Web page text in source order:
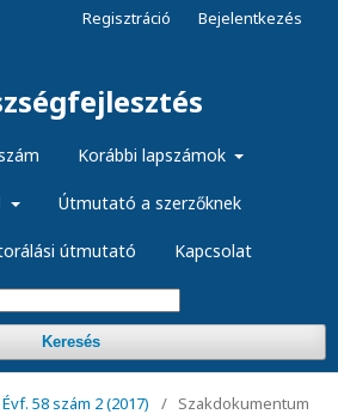
Korábbi lapszámok
Útmutató a szerzőknek
útmutató Kapcsolat
Keresés
Regisztráció Bejelentkezés
Évf. 58 szám 2 (2017) / Szakdokumentum